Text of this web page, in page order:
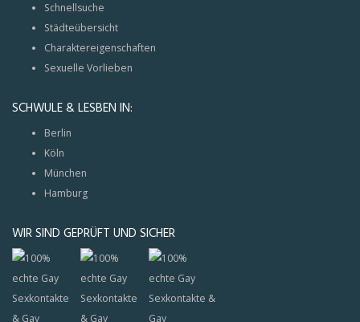
Schnellsuche
Städteübersicht
Charaktereigenschaften
Sexuelle Vorlieben
SCHWULE & LESBEN IN:
Berlin
Köln
München
Hamburg
WIR SIND GEPRÜFT UND SICHER